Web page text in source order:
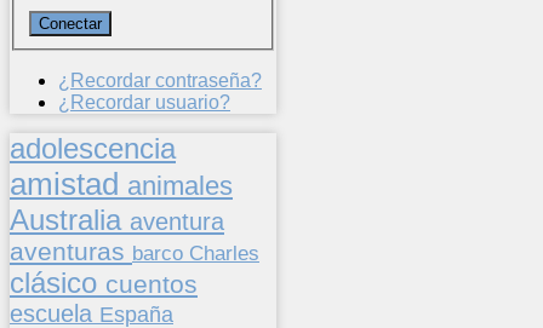
¿Recordar contraseña?
¿Recordar usuario?
adolescencia
amistad animales
Australia aventura
aventuras barco Charles
clásico cuentos
escuela España